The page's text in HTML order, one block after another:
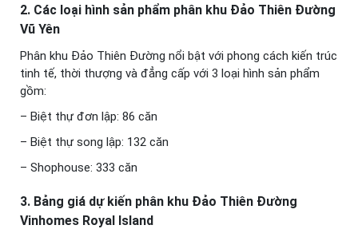
2. Các loại hình sản phẩm phân khu Đảo Thiên Đường
Vũ Yên
Phân khu Đảo Thiên Đường nổi bật với phong cách kiến trúc
tinh tế, thời thượng và đẳng cấp với 3 loại hình sản phẩm
gồm:
– Biệt thự đơn lập: 86 căn
– Biệt thự song lập: 132 căn
– Shophouse: 333 căn
3. Bảng giá dự kiến phân khu Đảo Thiên Đường
Vinhomes Royal Island